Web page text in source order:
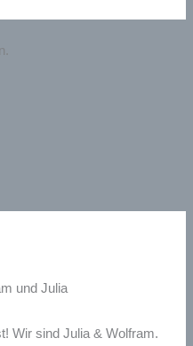
Wir sind Julia & Wolfram.